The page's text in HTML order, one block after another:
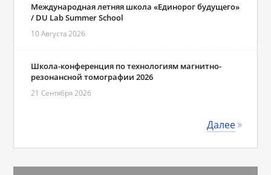
Международная летняя школа «Единорог будущего»
/ DU Lab Summer School
10 Августа 2026
Школа-конференция по технологиям магнитно-
резонансной томографии 2026
21 Сентября 2026
Далее